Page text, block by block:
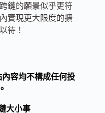
鏈的願景似乎更符
實現更大限度的擴
待！
容均不構成任何投
大小事